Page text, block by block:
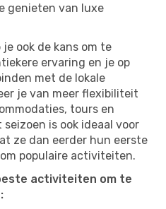
genieten van luxe
ook de kans om te
ervaring en je op
met de lokale
je van meer flexibiliteit
tours en
is ook ideaal voor
ze dan eerder hun eerste
populaire activiteiten.
activiteiten om te